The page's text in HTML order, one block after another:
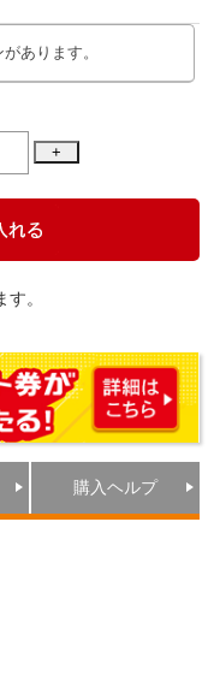
あります。
。
購入ヘルプ